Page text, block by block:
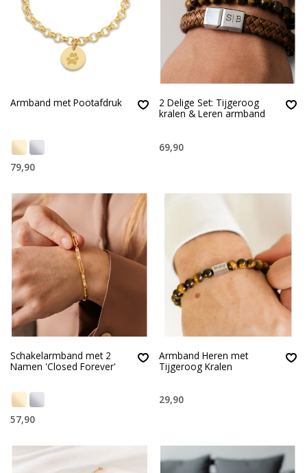
Armband met Pootafdruk
79,90
2 Delige Set: Tijgeroog
kralen & Leren armband
69,90
Schakelarmband met 2
Namen 'Closed Forever'
57,90
Armband Heren met
Tijgeroog Kralen
29,90